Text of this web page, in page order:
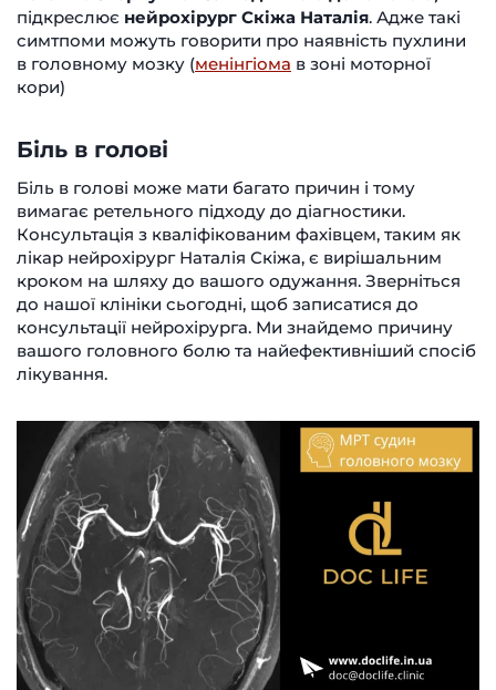
підкреслює нейрохірург Скіжа Наталія. Адже такі
симтпоми можуть говорити про наявність пухлини
в головному мозку (менінгіома в зоні моторної
кори)
Біль в голові
Біль в голові може мати багато причин і тому
вимагає ретельного підходу до діагностики.
Консультація з кваліфікованим фахівцем, таким як
лікар нейрохірург Наталія Скіжа, є вирішальним
кроком на шляху до вашого одужання. Зверніться
до нашої клініки сьогодні, щоб записатися до
консультації нейрохірурга. Ми знайдемо причину
вашого головного болю та найефективніший спосіб
лікування.